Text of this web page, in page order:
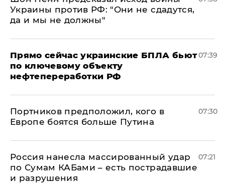
Украины против РФ: "Они не сдадутся,
да и мы не должны"
Прямо сейчас украинские БПЛА бьют
по ключевому объекту
нефтепереработки РФ
07:39
Портников предположил, кого в
Европе боятся больше Путина
07:30
Россия нанесла массированный удар
по Сумам КАБами – есть пострадавшие
и разрушения
07:21